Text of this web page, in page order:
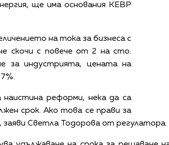
ще има основания КЕВР
на тока за бизнеса с
скочи с повече от 2 на сто.
за индустрията, цената на
реформи, нека да са
срок. Ако това се прави за
Светла Тодорова от регулатора.